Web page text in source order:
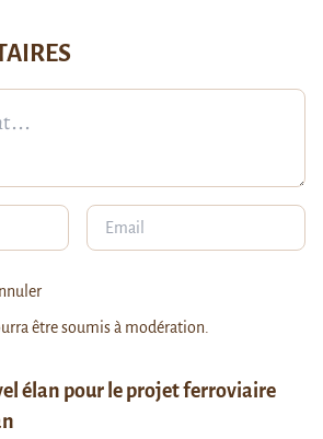
élan pour le projet ferroviaire
être soumis à modération.